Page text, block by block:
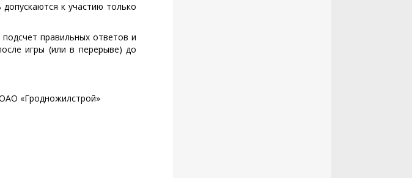
к участию только
правильных ответов и
игры (или в перерыве) до
«Гродножилстрой»